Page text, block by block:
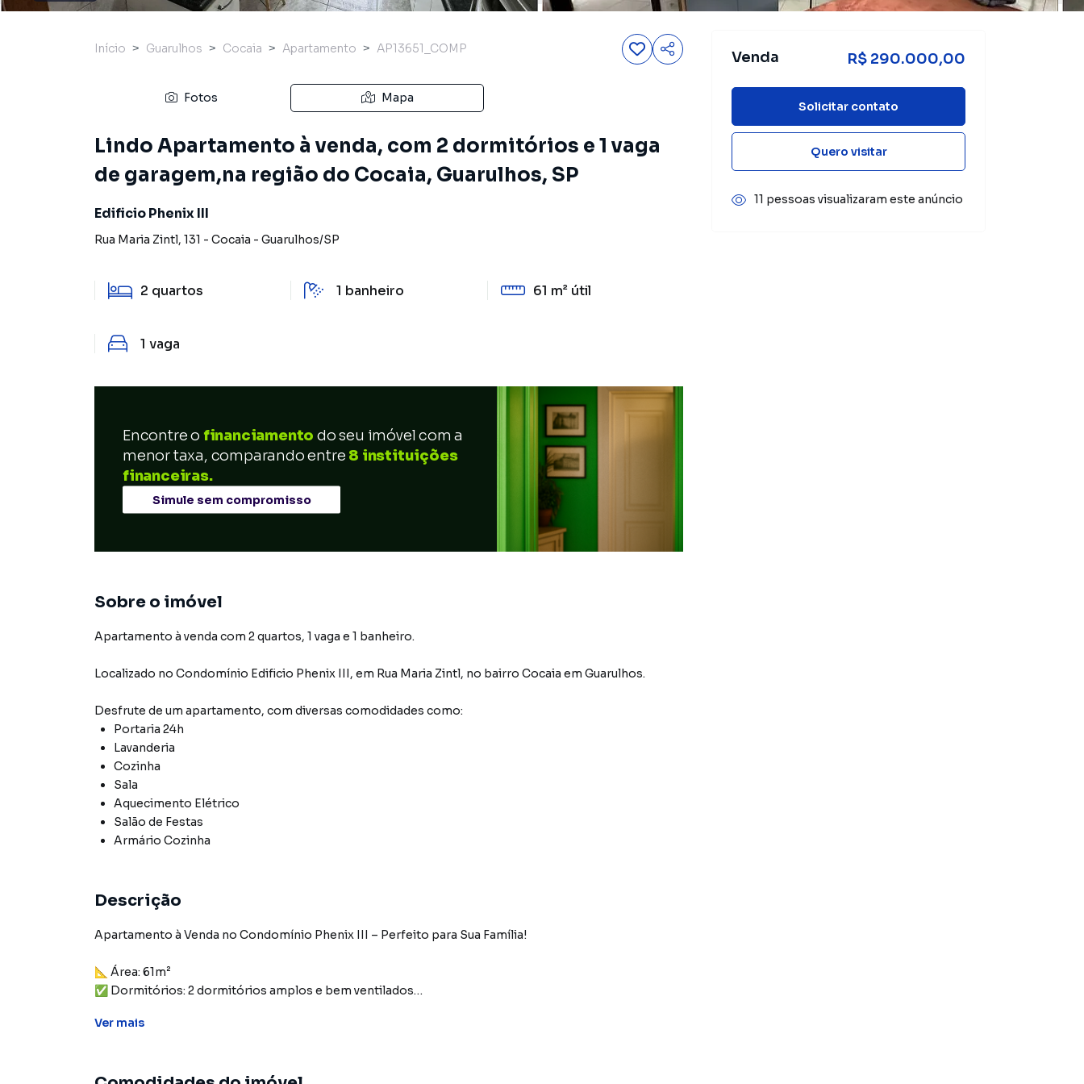
Início Guarulhos Cocaia Apartamento AP13651_COMP
Fotos Mapa
Lindo Apartamento à venda, com 2 dormitórios e 1 vaga
de garagem,na região do Cocaia, Guarulhos, SP
Edificio Phenix III
Rua Maria Zintl, 131 - Cocaia - Guarulhos/SP
2 quartos 1 banheiro 61 m² útil
1 vaga
Encontre o financiamento do seu imóvel com a
menor taxa, comparando entre 8 instituições
financeiras.
Simule sem compromisso
Sobre o imóvel
Apartamento à venda com 2 quartos, 1 vaga e 1 banheiro.
Localizado no Condomínio Edificio Phenix III, em Rua Maria Zintl, no bairro Cocaia em Guarulhos.
Desfrute de um apartamento, com diversas comodidades como:
Portaria 24h
Lavanderia
Cozinha
Sala
Aquecimento Elétrico
Salão de Festas
Armário Cozinha
Descrição
Apartamento à Venda no Condomínio Phenix III – Perfeito para Sua Família!
📐 Área: 61m²
✅ Dormitórios: 2 dormitórios amplos e bem ventilados
✅ Cozinha: Com armários planejados, oferecendo praticidade no dia a dia
Ver mais
Venda R$ 290.000,00
Solicitar contato
Quero visitar
11 pessoas visualizaram este anúncio